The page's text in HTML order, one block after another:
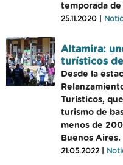
temporada de
25.11.2020 |
Altamira:
turísticos
Desde la
Turísticos,
turismo de
menos de
Buenos Aires.
21.05.2022 |